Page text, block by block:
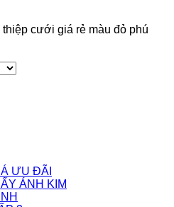
cưới giá rẻ màu đỏ phú
ƯU ĐÃI
ÁNH KIM